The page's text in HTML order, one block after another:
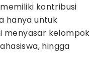
kontribusi
hanya untuk
menyasar kelompok
hingga